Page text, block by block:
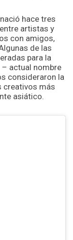
hace tres
artistas y
con amigos,
de las
para la
– actual nombre
consideraron la
creativos más
asiático.